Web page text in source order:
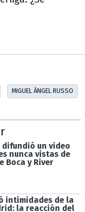
MIGUEL ÁNGEL RUSSO
difundió un video
nunca vistas de
Boca y River
intimidades de la
la reacción del